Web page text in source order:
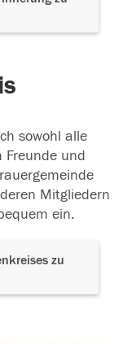
sowohl alle
Freunde und
Mitgliedern
ein.
zu